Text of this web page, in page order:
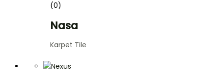
(0)
Nasa
Karpet Tile